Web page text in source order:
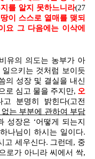
를 알지 못하느니라(27
땅이 스스로 열매를 맺되
요 그 다음에는 이삭에
유의 의도는 농부가 아
으키는 것처럼 보이듯
의 성장 및 결실을 내신
로 심고 물을 주지만, 오
고 분명히 밝힌다(고전
는 부분에 관하여 부담
성장은 ‘어떻게 되는지
나님이 하시는 일이다.
고 세우신다. 그런데, 중
로가 아니라 씨에서 싹,